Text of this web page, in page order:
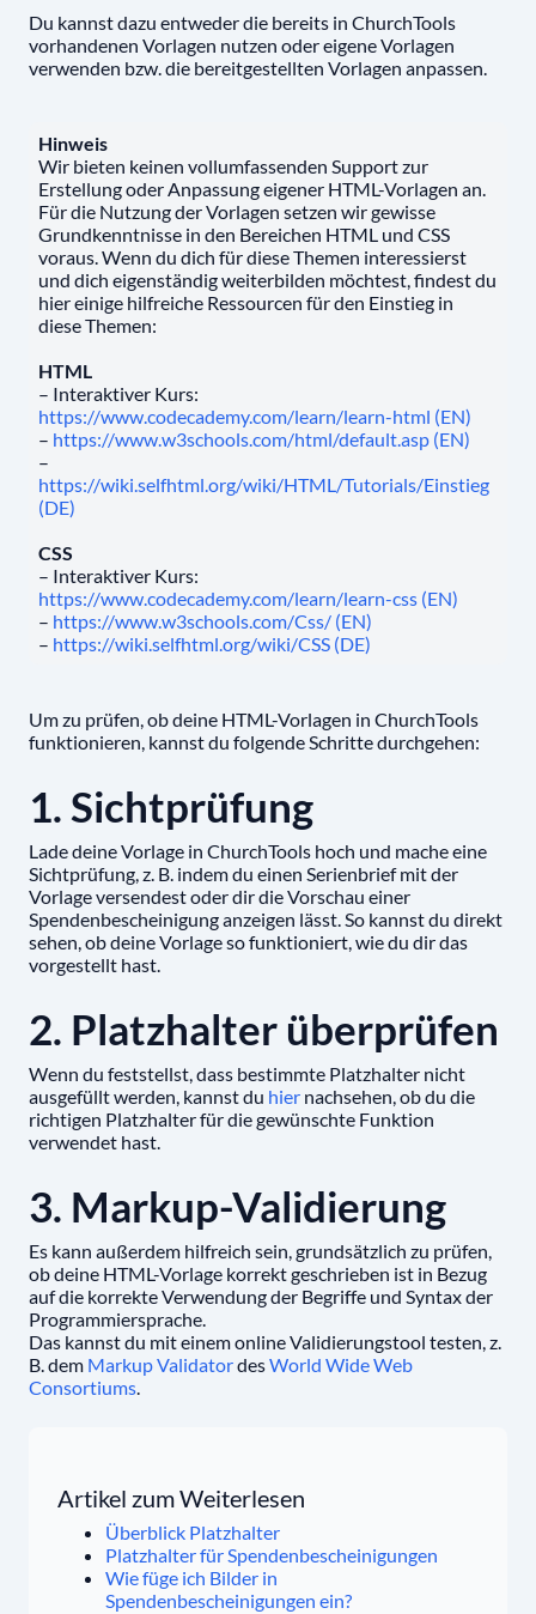
Du kannst dazu entweder die bereits in ChurchTools
vorhandenen Vorlagen nutzen oder eigene Vorlagen
verwenden bzw. die bereitgestellten Vorlagen anpassen.
Hinweis
Wir bieten keinen vollumfassenden Support zur
Erstellung oder Anpassung eigener HTML-Vorlagen an.
Für die Nutzung der Vorlagen setzen wir gewisse
Grundkenntnisse in den Bereichen HTML und CSS
voraus. Wenn du dich für diese Themen interessierst
und dich eigenständig weiterbilden möchtest, findest du
hier einige hilfreiche Ressourcen für den Einstieg in
diese Themen:
HTML
– Interaktiver Kurs:
https://www.codecademy.com/learn/learn-html (EN)
– https://www.w3schools.com/html/default.asp (EN)
–
https://wiki.selfhtml.org/wiki/HTML/Tutorials/Einstieg
(DE)
CSS
– Interaktiver Kurs:
https://www.codecademy.com/learn/learn-css (EN)
– https://www.w3schools.com/Css/ (EN)
– https://wiki.selfhtml.org/wiki/CSS (DE)
Um zu prüfen, ob deine HTML-Vorlagen in ChurchTools
funktionieren, kannst du folgende Schritte durchgehen:
1. Sichtprüfung
Lade deine Vorlage in ChurchTools hoch und mache eine
Sichtprüfung, z. B. indem du einen Serienbrief mit der
Vorlage versendest oder dir die Vorschau einer
Spendenbescheinigung anzeigen lässt. So kannst du direkt
sehen, ob deine Vorlage so funktioniert, wie du dir das
vorgestellt hast.
2. Platzhalter überprüfen
Wenn du feststellst, dass bestimmte Platzhalter nicht
ausgefüllt werden, kannst du hier nachsehen, ob du die
richtigen Platzhalter für die gewünschte Funktion
verwendet hast.
3. Markup-Validierung
Es kann außerdem hilfreich sein, grundsätzlich zu prüfen,
ob deine HTML-Vorlage korrekt geschrieben ist in Bezug
auf die korrekte Verwendung der Begriffe und Syntax der
Programmiersprache.
Das kannst du mit einem online Validierungstool testen, z.
B. dem Markup ValidatordesWorld Wide Web
Consortiums.
Artikel zum Weiterlesen
Überblick Platzhalter
Platzhalter für Spendenbescheinigungen
Wie füge ich Bilder in
Spendenbescheinigungen ein?